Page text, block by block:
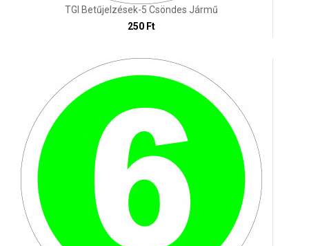
TGI Betűjelzések-5 Csöndes Jármű
250 Ft